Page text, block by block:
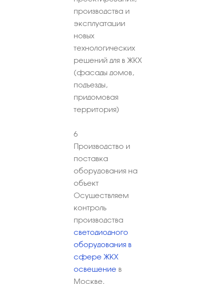
производства и
эксплуатации
новых
технологических
решений для в ЖКХ
(фасады домов,
подъезды,
придомовая
территория)
6
Производство и
поставка
оборудования на
объект
Осуществляем
контроль
производства
светодиодного
оборудования в
сфере ЖКХ
освещение в
Москве.